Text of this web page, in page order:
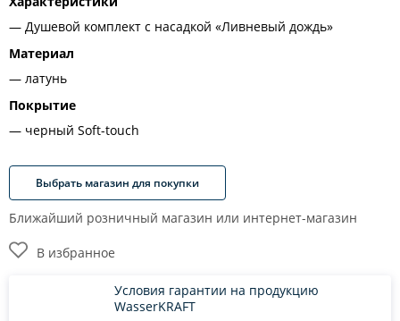
Душевой комплект с насадкой «Ливневый дождь»
Материал
латунь
Покрытие
черный Soft-touch
Выбрать магазин для покупки
Ближайший розничный магазин или интернет-магазин
В избранное
Условия гарантии на продукцию
WasserKRAFT